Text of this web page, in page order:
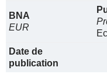
BNA
EUR
Date de
publication